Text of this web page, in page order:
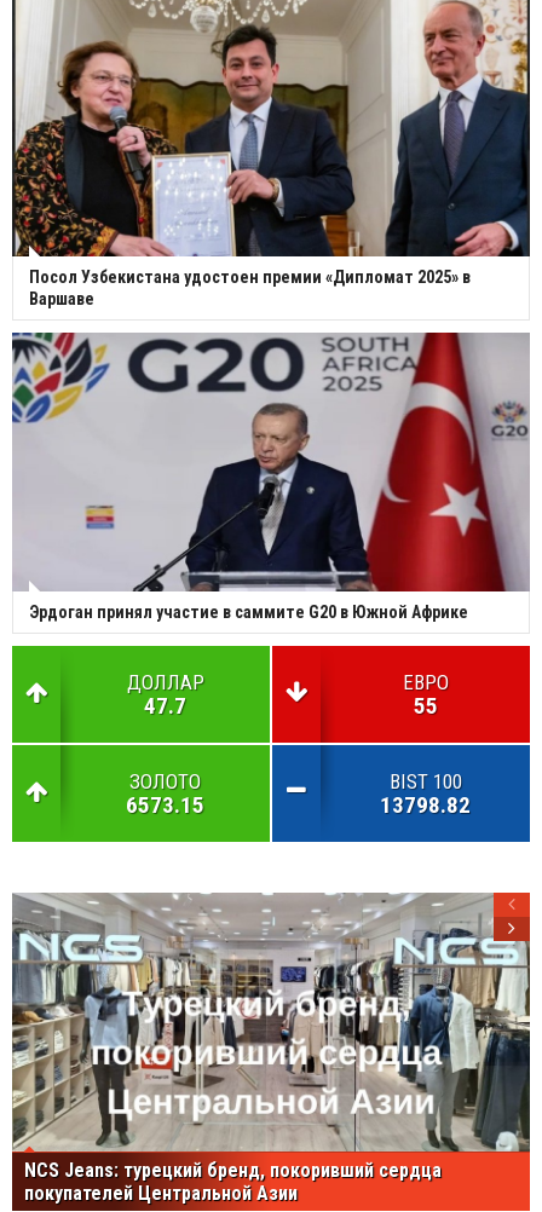
Посол Узбекистана удостоен премии «Дипломат 2025» в
Варшаве
Эрдоган принял участие в саммите G20 в Южной Африке
ДОЛЛАР
47.7
ЕВРО
55
ЗОЛОТО
6573.15
BIST 100
13798.82
NCS Jeans: турецкий бренд, покоривший сердца
покупателей Центральной Азии